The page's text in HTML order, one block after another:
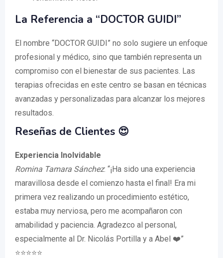
La Referencia a “DOCTOR GUIDI”
El nombre “DOCTOR GUIDI” no solo sugiere un enfoque
profesional y médico, sino que también representa un
compromiso con el bienestar de sus pacientes. Las
terapias ofrecidas en este centro se basan en técnicas
avanzadas y personalizadas para alcanzar los mejores
resultados.
Reseñas de Clientes 😍
Experiencia Inolvidable
Romina Tamara Sánchez: “¡Ha sido una experiencia
maravillosa desde el comienzo hasta el final! Era mi
primera vez realizando un procedimiento estético,
estaba muy nerviosa, pero me acompañaron con
amabilidad y paciencia. Agradezco al personal,
especialmente al Dr. Nicolás Portilla y a Abel ❤️”
⭐⭐⭐⭐⭐